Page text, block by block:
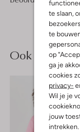
te slaan,
te
op
ga je
cookies
privacy-
Wil je je
jouw
Ook iets voor